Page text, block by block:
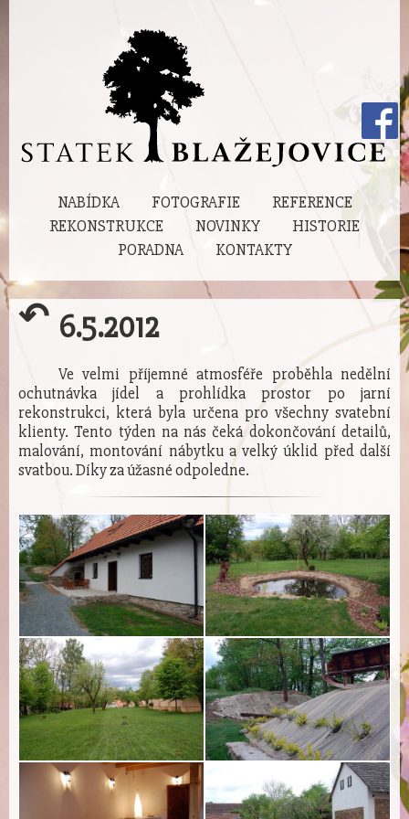
NABÍDKA FOTOGRAFIE
REFERENCE
REKONSTRUKCE
NOVINKY
HISTORIE
PORADNA
KONTAKTY
↶ 6.5.2012
Ve velmi příjemné atmosféře proběhla nedělní
ochutnávka jídel a prohlídka prostor po jarní
rekonstrukci, která byla určena pro všechny svatební
klienty. Tento týden na nás čeká dokončování detailů,
malování, montování nábytku a velký úklid před další
svatbou. Díky za úžasné odpoledne.